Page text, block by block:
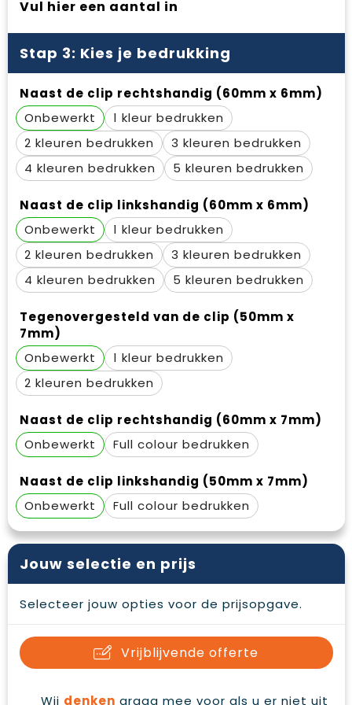
Waterbestendige tassen
Duffeltassen
Goodiebags
Draagtassen
Gehoorbescherming
Oog- en gelaatsbescherming
Restauranttextiel
Hoofdbescherming
E.H.B.O.
Vul hier een aantal in
Stap 3: Kies je bedrukking
Naast de clip rechtshandig (60mm x 6mm)
Onbewerkt
1
2
3
4
5
Naast de clip linkshandig (60mm x 6mm)
Onbewerkt
1
2
3
4
5
Tegenovergesteld van de clip (50mm x
7mm)
Onbewerkt
1
2
Naast de clip rechtshandig (60mm x 7mm)
Onbewerkt
Full colour
Naast de clip linkshandig (50mm x 7mm)
Onbewerkt
Full colour
Jouw selectie en prijs
Selecteer jouw opties voor de prijsopgave.
Vrijblijvende offerte
Wij denken graag mee voor als u er niet uit